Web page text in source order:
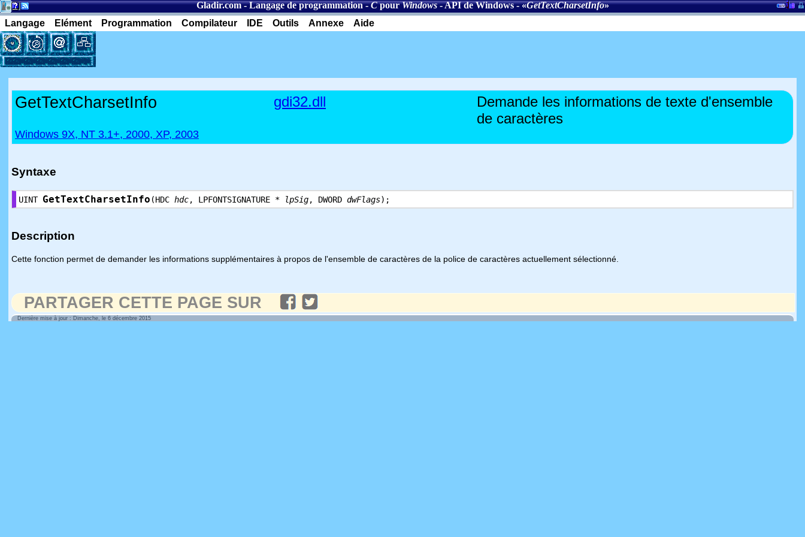
Gladir.com-Langage de programmation-CpourWindows-API de Windows- «GetTextCharsetInfo»
Langage
Elément Programmation Compilateur IDE Outils Annexe Aide
GetTextCharsetInfo gdi32.dll
Demande les informations de texte d'ensemble
de caractères
Windows 9X, NT 3.1+, 2000, XP, 2003
Syntaxe
UINT GetTextCharsetInfo (HDC hdc, LPFONTSIGNATURE * lpSig, DWORD dwFlags);
Description
Cette fonction permet de demander les informations supplémentaires à propos de l'ensemble de caractères de la police de caractères actuellement sélectionné.
PARTAGER CETTE PAGE SUR
Dernière mise à jour : Dimanche, le 6 décembre 2015